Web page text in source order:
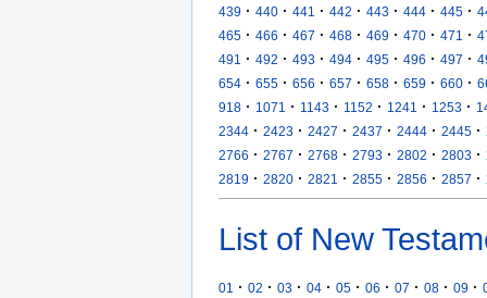
439 · 440 · 441 · 442 · 443 · 444 · 445 ·
465 · 466 · 467 · 468 · 469 · 470 · 471 ·
491
· 492 · 493 · 494 · 495 · 496 · 497 ·
654 · 655 · 656 · 657 · 658 · 659 · 660 ·
918 · 1071 · 1143 · 1152 · 1241 · 1253 ·
2344 · 2423 · 2427 · 2437 · 2444 · 2445 ·
2766 · 2767 · 2768 · 2793 · 2802 · 2803 ·
2819 · 2820 · 2821 · 2855 · 2856 · 2857 ·
List of New
01 · 02 · 03 · 04 · 05 · 06 · 07 · 08 · 09 ·